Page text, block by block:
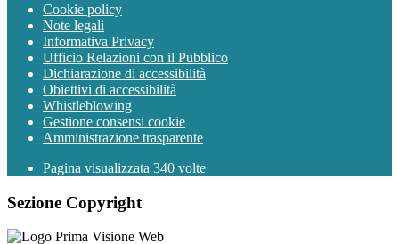
Cookie policy
Note legali
Informativa Privacy
Ufficio Relazioni con il Pubblico
Dichiarazione di accessibilità
Obiettivi di accessibilità
Whistleblowing
Gestione consensi cookie
Amministrazione trasparente
Pagina visualizzata 340 volte
Sezione Copyright